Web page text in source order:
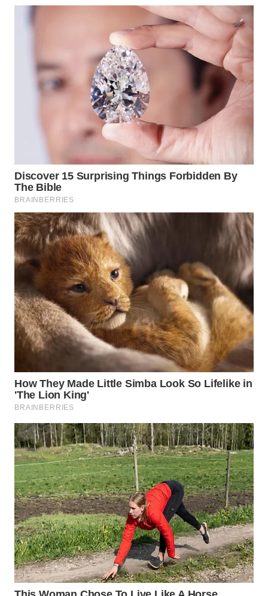
LESUNG
WN
SIMALUNGUN
WN
TAPANULI
TENGAH
WN DELI
SERDANG
WN
TEBING
TINGGI
WN
PAKPAK
WN
KARAWANG
BEKASI
WN
BOGOR
WN
DEPOK
WN
TAPANULI
UTARA